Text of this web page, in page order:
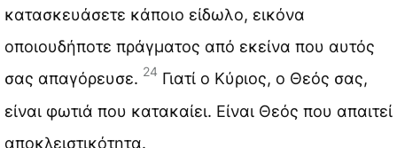
κατασκευάσετε κάποιο είδωλο, εικόνα
οποιουδήποτε πράγματος από εκείνα που αυτός
σας απαγόρευσε. 24 Γιατί ο Κύριος, ο Θεός σας,
είναι φωτιά που κατακαίει. Είναι Θεός που απαιτεί
αποκλειστικότητα.